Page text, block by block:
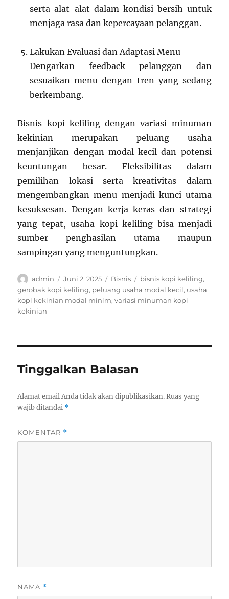
serta alat-alat dalam kondisi bersih untuk
menjaga rasa dan kepercayaan pelanggan.
Lakukan Evaluasi dan Adaptasi Menu
Dengarkan feedback pelanggan dan
sesuaikan menu dengan tren yang sedang
berkembang.
Bisnis kopi keliling dengan variasi minuman
kekinian merupakan peluang usaha
menjanjikan dengan modal kecil dan potensi
keuntungan besar. Fleksibilitas dalam
pemilihan lokasi serta kreativitas dalam
mengembangkan menu menjadi kunci utama
kesuksesan. Dengan kerja keras dan strategi
yang tepat, usaha kopi keliling bisa menjadi
sumber penghasilan utama maupun
sampingan yang menguntungkan.
Author
admin
Posted
on
Juni 2, 2025 Categories
Bisnis Tags
bisnis kopi keliling,
gerobak kopi keliling, peluang usaha modal kecil, usaha
kopi kekinian modal minim,variasi minuman kopi
kekinian
Tinggalkan Balasan
Alamat email Anda tidak akan dipublikasikan. Ruas yang
wajib ditandai *
KOMENTAR *
NAMA *